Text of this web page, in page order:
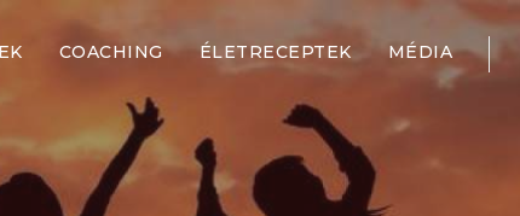
COACHING ÉLETRECEPTEK MÉDIA